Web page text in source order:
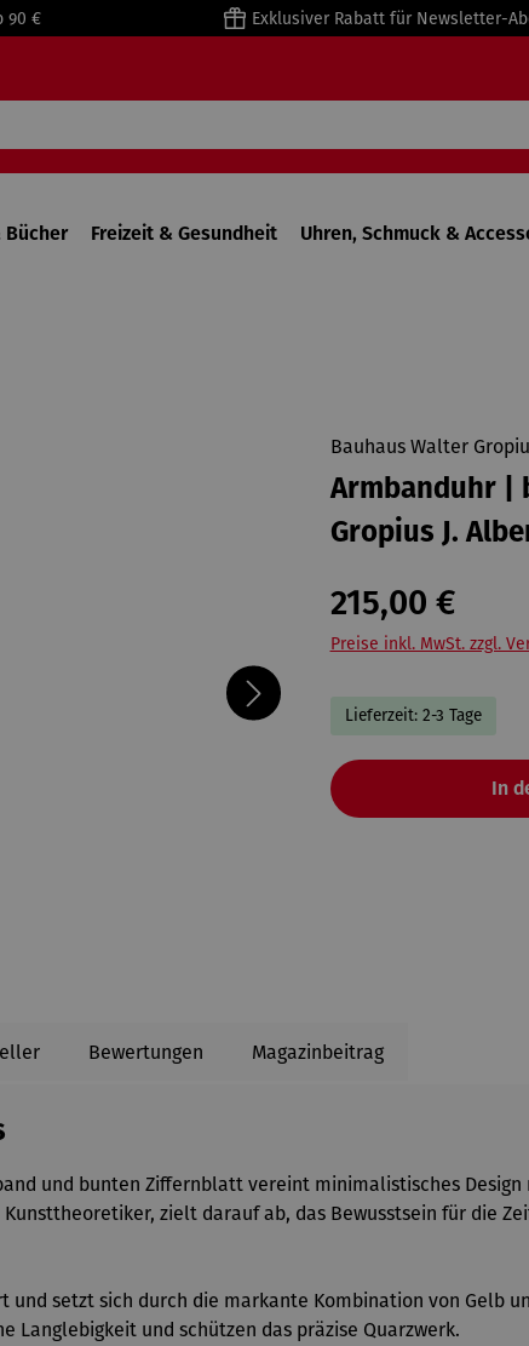
90 € Exklusiver Rabatt für Newsletter-
Bücher Freizeit & Gesundheit Uhren, Schmuck &
Bauhaus Walter
Armbanduhr |
Gropius J.
215,00 €
Preise inkl. MwSt. zzgl.
Lieferzeit: 2-3 Tage
In
Bewertungen Magazinbeitrag
und bunten Ziffernblatt vereint minimalistisches
zielt darauf ab, das Bewusstsein für die
setzt sich durch die markante Kombination von Gelb
Langlebigkeit und schützen das präzise Quarzwerk.